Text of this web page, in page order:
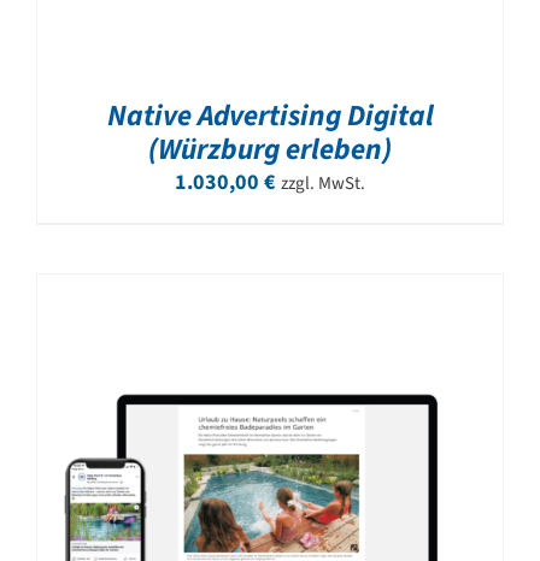
Native Advertising Digital
(Würzburg erleben)
1.030,00 € zzgl. MwSt.